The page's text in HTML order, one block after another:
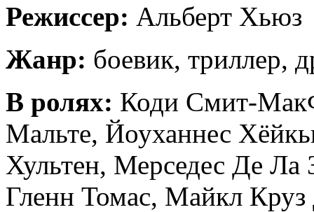
Режиссер: Альберт Хьюз
Жанр: боевик, триллер,
В ролях: Коди Смит-
Мальте, Йоуханнес
Хультен, Мерседес Де Ла
Гленн Томас, Майкл